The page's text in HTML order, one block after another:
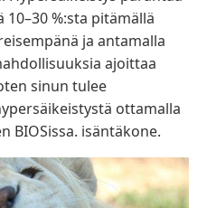
%:sta pitämällä
ja antamalla
ajoittaa
sinun tulee
ottamalla
BIOSissa. isäntäkone.